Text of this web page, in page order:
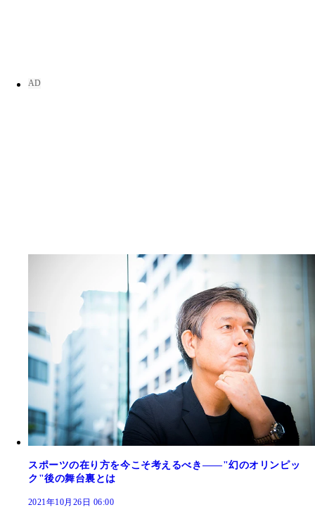
スポーツの在り方を今こそ考えるべき――"幻のオリンピッ
ク"後の舞台裏とは
2021年10月26日 06:00